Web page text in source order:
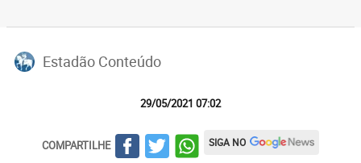
Estadão Conteúdo
29/05/2021 07:02
COMPARTILHE SIGA NO